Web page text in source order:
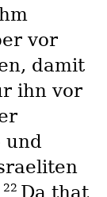
vor
damit
ihn vor
22 Da that